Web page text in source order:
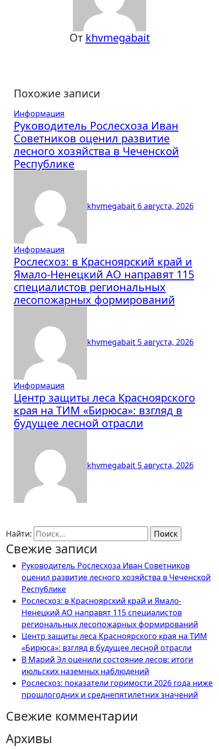
От khvmegabait
Похожие записи
Информация
Руководитель Рослесхоза Иван
Советников оценил развитие
лесного хозяйства в Чеченской
Республике
khvmegabait 6 августа, 2026
Информация
Рослесхоз: в Красноярский край и
Ямало-Ненецкий АО направят 115
специалистов региональных
лесопожарных формирований
khvmegabait 5 августа, 2026
Информация
Центр защиты леса Красноярского
края на ТИМ «Бирюса»: взгляд в
будущее лесной отрасли
khvmegabait 5 августа, 2026
Найти:
Свежие записи
Руководитель Рослесхоза Иван Советников
оценил развитие лесного хозяйства в Чеченской
Республике
Рослесхоз: в Красноярский край и Ямало-
Ненецкий АО направят 115 специалистов
региональных лесопожарных формирований
Центр защиты леса Красноярского края на ТИМ
«Бирюса»: взгляд в будущее лесной отрасли
В Марий Эл оценили состояние лесов: итоги
июльских наземных наблюдений
Рослесхоз: показатели горимости 2026 года ниже
прошлогодних и среднепятилетних значений
Свежие комментарии
Архивы